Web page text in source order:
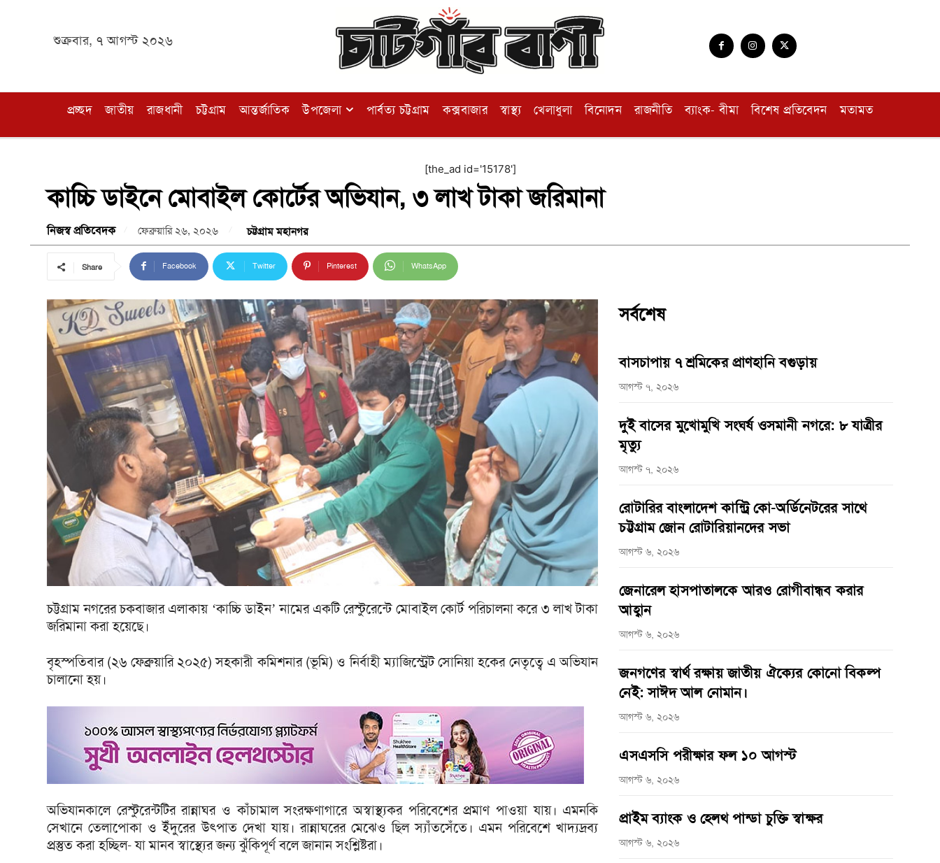
শুক্রবার, ৭ আগস্ট ২০২৬
প্রচ্ছদ জাতীয় রাজধানী চট্টগ্রাম আন্তর্জাতিক উপজেলা পার্বত্য চট্টগ্রাম কক্সবাজার স্বাস্থ্য খেলাধুলা বিনোদন রাজনীতি ব্যাংক- বীমা বিশেষ প্রতিবেদন মতামত
[the_ad id='15178']
কাচ্চি ডাইনে মোবাইল কোর্টের অভিযান, ৩ লাখ টাকা জরিমানা
নিজস্ব প্রতিবেদক ফেব্রুয়ারি ২৬, ২০২৬ চট্টগ্রাম মহানগর
Share Facebook Twitter Pinterest WhatsApp
চট্টগ্রাম নগরের চকবাজার এলাকায় ‘কাচ্চি ডাইন’ নামের একটি রেস্টুরেন্টে মোবাইল কোর্ট পরিচালনা করে ৩ লাখ টাকা
জরিমানা করা হয়েছে।
বৃহস্পতিবার (২৬ ফেব্রুয়ারি ২০২৫) সহকারী কমিশনার (ভূমি) ও নির্বাহী ম্যাজিস্ট্রেট সোনিয়া হকের নেতৃত্বে এ অভিযান
চালানো হয়।
অভিযানকালে রেস্টুরেন্টটির রান্নাঘর ও কাঁচামাল সংরক্ষণাগারে অস্বাস্থ্যকর পরিবেশের প্রমাণ পাওয়া যায়। এমনকি
সেখানে তেলাপোকা ও ইঁদুরের উৎপাত দেখা যায়। রান্নাঘরের মেঝেও ছিল স্যাঁতসেঁতে। এমন পরিবেশে খাদ্যদ্রব্য
প্রস্তুত করা হচ্ছিল- যা মানব স্বাস্থ্যের জন্য ঝুঁকিপূর্ণ বলে জানান সংশ্লিষ্টরা।
সর্বশেষ
বাসচাপায় ৭ শ্রমিকের প্রাণহানি বগুড়ায়
আগস্ট ৭, ২০২৬
দুই বাসের মুখোমুখি সংঘর্ষ ওসমানী নগরে: ৮ যাত্রীর
মৃত্যু
আগস্ট ৭, ২০২৬
রোটারির বাংলাদেশ কান্ট্রি কো-অর্ডিনেটরের সাথে
চট্টগ্রাম জোন রোটারিয়ানদের সভা
আগস্ট ৬, ২০২৬
জেনারেল হাসপাতালকে আরও রোগীবান্ধব করার
আহ্বান
আগস্ট ৬, ২০২৬
জনগণের স্বার্থ রক্ষায় জাতীয় ঐক্যের কোনো বিকল্প
নেই: সাঈদ আল নোমান।
আগস্ট ৬, ২০২৬
এসএসসি পরীক্ষার ফল ১০ আগস্ট
আগস্ট ৬, ২০২৬
প্রাইম ব্যাংক ও হেলথ পান্ডা চুক্তি স্বাক্ষর
আগস্ট ৬, ২০২৬